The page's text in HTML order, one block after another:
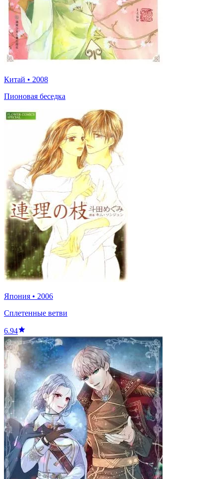
Китай • 2008
Пионовая беседка
Япония • 2006
Сплетенные ветви
6.94